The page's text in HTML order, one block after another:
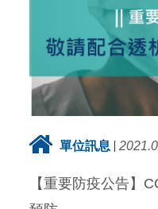
單位訊息
【重要防疫公告】